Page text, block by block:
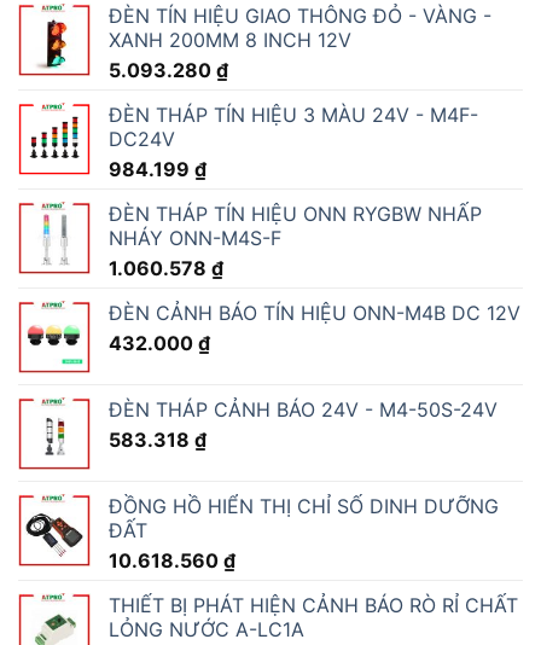
ĐÈN TÍN HIỆU GIAO THÔNG ĐỎ - VÀNG -
XANH 200MM 8 INCH 12V
5.093.280 ₫
ĐÈN THÁP TÍN HIỆU 3 MÀU 24V - M4F-
DC24V
984.199 ₫
ĐÈN THÁP TÍN HIỆU ONN RYGBW NHẤP
NHÁY ONN-M4S-F
1.060.578 ₫
ĐÈN CẢNH BÁO TÍN HIỆU ONN-M4B DC 12V
432.000 ₫
ĐÈN THÁP CẢNH BÁO 24V - M4-50S-24V
583.318 ₫
ĐỒNG HỒ HIỂN THỊ CHỈ SỐ DINH DƯỠNG
ĐẤT
10.618.560 ₫
THIẾT BỊ PHÁT HIỆN CẢNH BÁO RÒ RỈ CHẤT
LỎNG NƯỚC A-LC1A